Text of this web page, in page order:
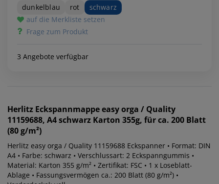
dunkelblau
rot
schwarz
auf die Merkliste setzen
Frage zum Produkt
3 Angebote verfügbar
Herlitz Eckspannmappe easy orga / Quality
11159688, A4 schwarz Karton 355g, für ca. 200 Blatt
(80 g/m²)
Herlitz easy orga / Quality 11159688 Eckspanner • Format: DIN
A4 • Farbe: schwarz • Verschlussart: 2 Eckspanngummis •
Material: Karton 355 g/m² • Zertifikat: FSC • 1 x Loseblatt-
Ablage • Fassungsvermögen ca.: 200 Blatt (80 g/m²) •